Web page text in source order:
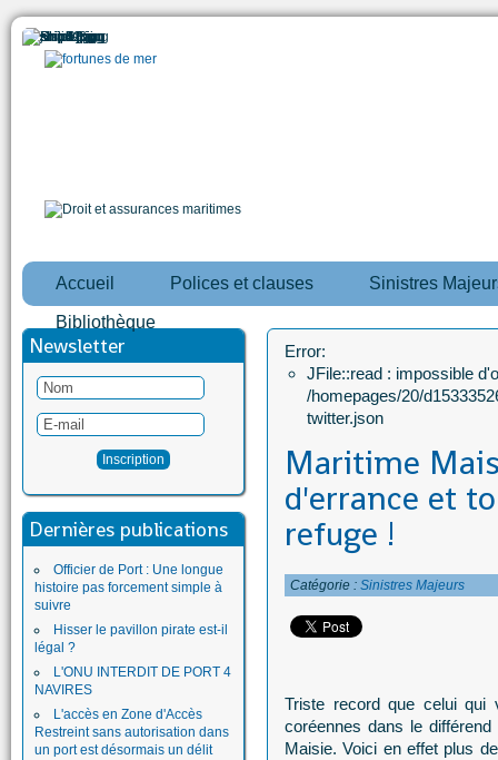
Accueil Polices et clauses Sinistres
Bibliothèque
Newsletter
Dernières publications
Officier de Port : Une longue
histoire pas forcement simple à
suivre
Hisser le pavillon pirate est-il
légal ?
L'ONU INTERDIT DE PORT 4
NAVIRES
L'accès en Zone d'Accès
Restreint sans autorisation dans
un port est désormais un délit
Error:
JFile::read : impossible
/homepages/20/
twitter.json
Maritime
d'errance et
refuge !
Catégorie : Sinistres Majeurs
Triste record que celui qui
coréennes dans le
Maisie. Voici en effet plus